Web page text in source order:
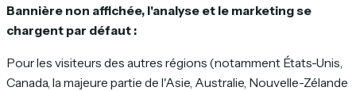
Bannière non affichée, l'analyse et le marketing se
chargent par défaut :
Pour les visiteurs des autres régions (notamment États-Unis,
Canada, la majeure partie de l'Asie, Australie, Nouvelle-Zélande